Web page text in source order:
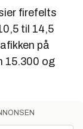
firefelts
til 14,5
på
15.300 og